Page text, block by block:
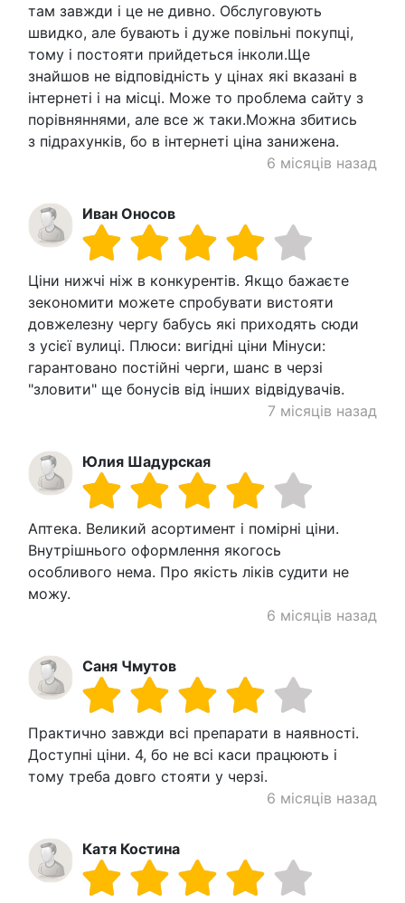
там завжди і це не дивно. Обслуговують
швидко, але бувають і дуже повільні покупці,
тому і постояти прийдеться інколи.Ще
знайшов не відповідність у цінах які вказані в
інтернеті і на місці. Може то проблема сайту з
порівняннями, але все ж таки.Можна збитись
з підрахунків, бо в інтернеті ціна занижена.
6 місяців назад
Иван Оносов
Ціни нижчі ніж в конкурентів. Якщо бажаєте
зекономити можете спробувати вистояти
довжелезну чергу бабусь які приходять сюди
з усієї вулиці. Плюси: вигідні ціни Мінуси:
гарантовано постійні черги, шанс в черзі
"зловити" ще бонусів від інших відвідувачів.
7 місяців назад
Юлия Шадурская
Аптека. Великий асортимент і помірні ціни.
Внутрішнього оформлення якогось
особливого нема. Про якість ліків судити не
можу.
6 місяців назад
Саня Чмутов
Практично завжди всі препарати в наявності.
Доступні ціни. 4, бо не всі каси працюють і
тому треба довго стояти у черзі.
6 місяців назад
Катя Костина